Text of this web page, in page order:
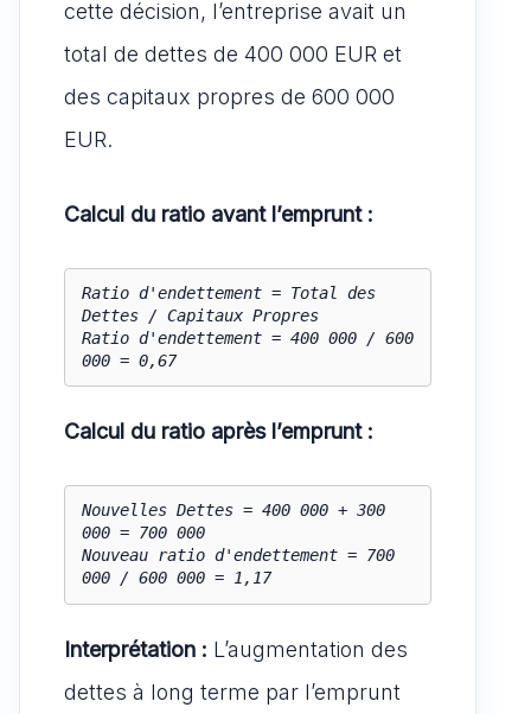
cette décision, l’entreprise avait un
total de dettes de 400 000 EUR et
des capitaux propres de 600 000
EUR.
Calcul du ratio avant l’emprunt :
Ratio d'endettement = Total des
Dettes / Capitaux Propres
Ratio d'endettement = 400 000 / 600
000 = 0,67
Calcul du ratio après l’emprunt :
Nouvelles Dettes = 400 000 + 300
000 = 700 000
Nouveau ratio d'endettement = 700
000 / 600 000 = 1,17
Interprétation : L’augmentation des
dettes à long terme par l’emprunt